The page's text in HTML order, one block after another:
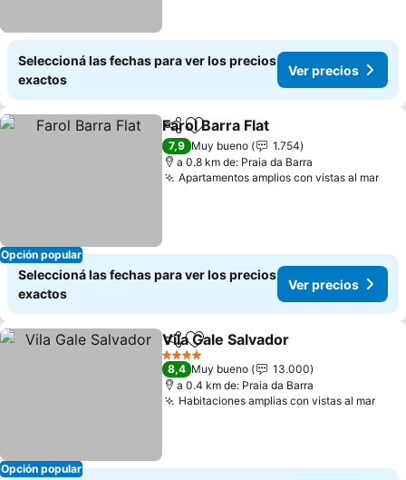
Seleccioná las fechas para ver los precios
exactos
Ver precios
Opción popular
CompartirAñadir a favoritos
Farol Barra Flat
7,9 Muy bueno
1.754
a 0.8 km de: Praia da Barra
Apartamentos amplios con vistas al marVer
Seleccioná las fechas para ver los precios
exactos
Ver precios
Opción popular
CompartirAñadir a favoritos
Vila Gale Salvador
4 Estrellas
8,4 Muy bueno
13.000
a 0.4 km de: Praia da Barra
Habitaciones amplias con vistas al marVer